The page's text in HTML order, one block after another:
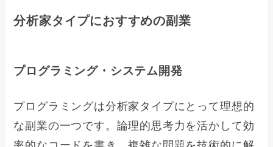
分析家タイプにおすすめの副業
プログラミング・システム開発
プログラミングは分析家タイプにとって理想的
な副業の一つです。論理的思考力を活かして効